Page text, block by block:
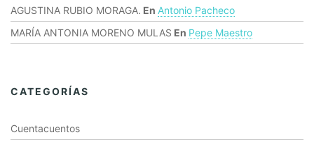
AGUSTINA RUBIO MORAGA. En Antonio Pacheco
MARÍA ANTONIA MORENO MULAS En Pepe Maestro
CATEGORÍAS
Cuentacuentos